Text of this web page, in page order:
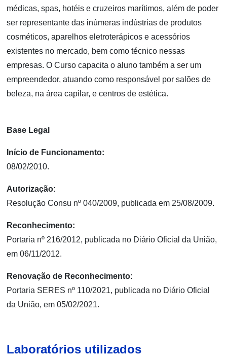
médicas, spas, hotéis e cruzeiros marítimos, além de poder
ser representante das inúmeras indústrias de produtos
cosméticos, aparelhos eletroterápicos e acessórios
existentes no mercado, bem como técnico nessas
empresas. O Curso capacita o aluno também a ser um
empreendedor, atuando como responsável por salões de
beleza, na área capilar, e centros de estética.
Base Legal
Início de Funcionamento:
08/02/2010.
Autorização:
Resolução Consu nº 040/2009, publicada em 25/08/2009.
Reconhecimento:
Portaria nº 216/2012, publicada no Diário Oficial da União,
em 06/11/2012.
Renovação de Reconhecimento:
Portaria SERES nº 110/2021, publicada no Diário Oficial
da União, em 05/02/2021.
Laboratórios utilizados